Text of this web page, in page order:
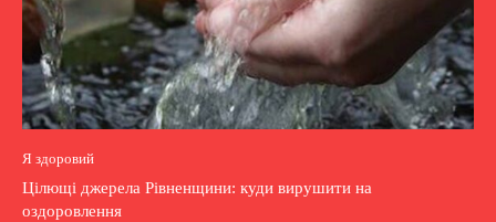
Я здоровий
Цілющі джерела Рівненщини: куди вирушити на
оздоровлення